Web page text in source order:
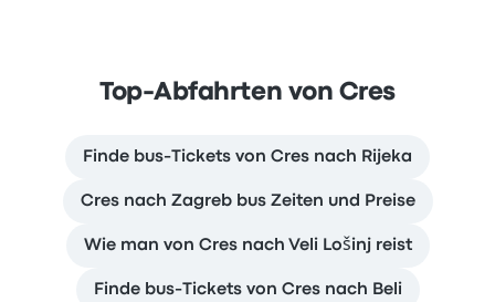
Top-Abfahrten von Cres
Finde bus-Tickets von Cres nach Rijeka
Cres nach Zagreb bus Zeiten und Preise
Wie man von Cres nach Veli Lošinj reist
Finde bus-Tickets von Cres nach Beli